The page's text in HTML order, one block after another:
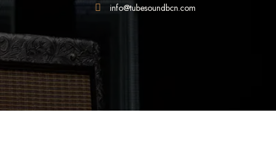
info@tubesoundbcn.com